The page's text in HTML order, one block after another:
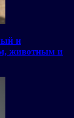
и
животным и